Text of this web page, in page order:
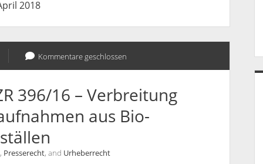
2018
Kommentare geschlossen
396/16 – Verbreitung
aus Bio-
, Presserecht, and Urheberrecht